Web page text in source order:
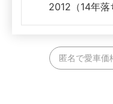
2012（14年落
匿名で愛車価